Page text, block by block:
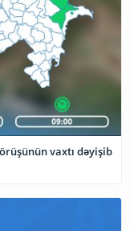
vaxtı dəyişib